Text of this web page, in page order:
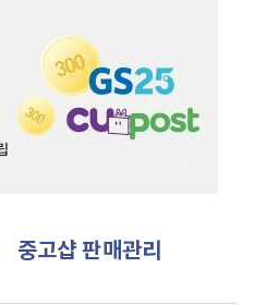
중고샵 판매관리